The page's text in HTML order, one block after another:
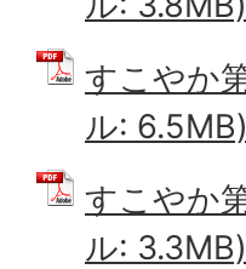
すこやか
ル: 6.5MB)
すこやか
ル: 3.3MB)